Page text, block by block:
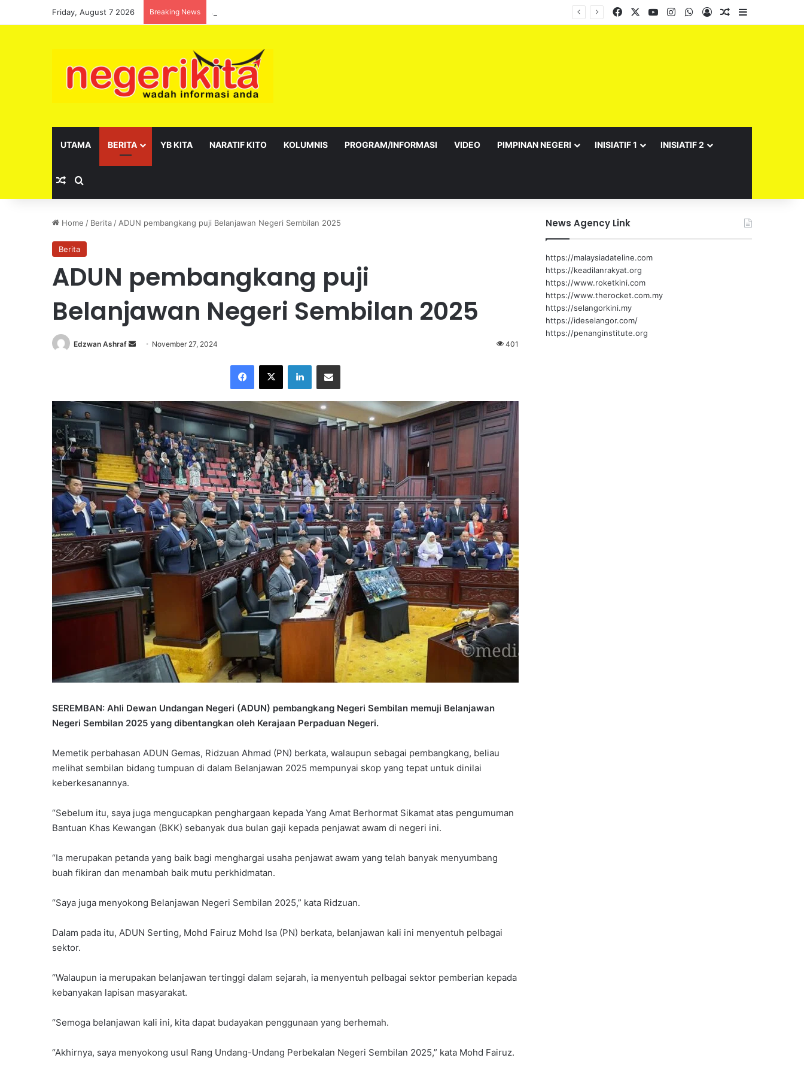
Friday, August 7 2026 Breaking News JHEAINS santuni warga PDK Telok Kemang Facebook YouTubeInstagramWhatsApp
Log InRandom Article
UTAMA BERITA YB KITA NARATIF KITO KOLUMNIS PROGRAM/INFORMASI VIDEO PIMPINAN NEGERI INISIATIF 1 INISIATIF 2
Random Article
Home / Berita / ADUN pembangkang puji Belanjawan Negeri Sembilan 2025
Berita
ADUN pembangkang puji
Belanjawan Negeri Sembilan 2025
Edzwan Ashraf
a
e
m
a
i
l
November 27, 2024 401
SEREMBAN: Ahli Dewan Undangan Negeri (ADUN) pembangkang Negeri Sembilan memuji Belanjawan
Negeri Sembilan 2025 yang dibentangkan oleh Kerajaan Perpaduan Negeri.
Memetik perbahasan ADUN Gemas, Ridzuan Ahmad (PN) berkata, walaupun sebagai pembangkang, beliau
melihat sembilan bidang tumpuan di dalam Belanjawan 2025 mempunyai skop yang tepat untuk dinilai
keberkesanannya.
“Sebelum itu, saya juga mengucapkan penghargaan kepada Yang Amat Berhormat Sikamat atas pengumuman
Bantuan Khas Kewangan (BKK) sebanyak dua bulan gaji kepada penjawat awam di negeri ini.
“Ia merupakan petanda yang baik bagi menghargai usaha penjawat awam yang telah banyak menyumbang
buah fikiran dan menambah baik mutu perkhidmatan.
“Saya juga menyokong Belanjawan Negeri Sembilan 2025,” kata Ridzuan.
Dalam pada itu, ADUN Serting, Mohd Fairuz Mohd Isa (PN) berkata, belanjawan kali ini menyentuh pelbagai
sektor.
“Walaupun ia merupakan belanjawan tertinggi dalam sejarah, ia menyentuh pelbagai sektor pemberian kepada
kebanyakan lapisan masyarakat.
“Semoga belanjawan kali ini, kita dapat budayakan penggunaan yang berhemah.
“Akhirnya, saya menyokong usul Rang Undang-Undang Perbekalan Negeri Sembilan 2025,” kata Mohd Fairuz.
News Agency Link
https://malaysiadateline.com
https://keadilanrakyat.org
https://www.roketkini.com
https://www.therocket.com.my
https://selangorkini.my
https://ideselangor.com/
https://penanginstitute.org